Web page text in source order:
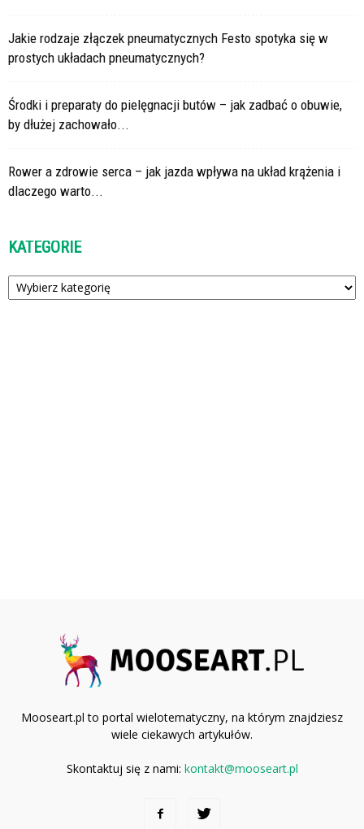
Jakie rodzaje złączek pneumatycznych Festo spotyka się w
prostych układach pneumatycznych?
Środki i preparaty do pielęgnacji butów – jak zadbać o obuwie,
by dłużej zachowało...
Rower a zdrowie serca – jak jazda wpływa na układ krążenia i
dlaczego warto...
KATEGORIE
Kategorie
Mooseart.pl to portal wielotematyczny, na którym znajdziesz
wiele ciekawych artykułów.
Skontaktuj się z nami: kontakt@mooseart.pl